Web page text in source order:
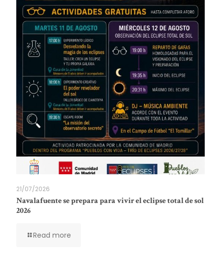
21/07/2026
Navalafuente se prepara para vivir el eclipse total de sol
2026
Read more